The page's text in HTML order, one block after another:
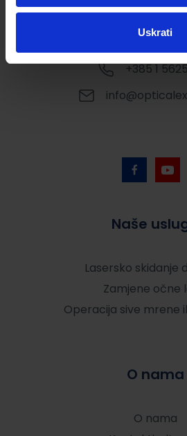
Uskrati
+385 1
Naše
Lasersko skidanje
Zamjene očne
Operacija sive mrene
O nama
O nama